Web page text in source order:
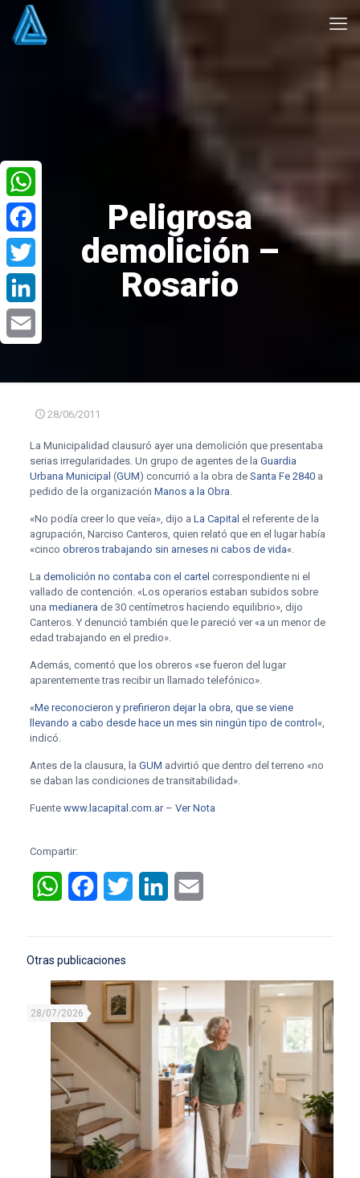
Peligrosa
demolición –
Rosario
28/06/2011
La Municipalidad clausuró ayer una demolición que presentaba
serias irregularidades. Un grupo de agentes de la Guardia
Urbana Municipal (GUM) concurrió a la obra de Santa Fe 2840a
pedido de la organización Manos a la Obra.
«No podía creer lo que veía», dijo a La Capital el referente de la
agrupación, Narciso Canteros, quien relató que en el lugar había
«cinco obreros trabajando sin arneses ni cabos de vida«.
La demolición no contaba con el cartel correspondiente ni el
vallado de contención. «Los operarios estaban subidos sobre
una medianera de 30 centímetros haciendo equilibrio», dijo
Canteros. Y denunció también que le pareció ver «a un menor de
edad trabajando en el predio».
Además, comentó que los obreros «se fueron del lugar
aparentemente tras recibir un llamado telefónico».
«Me reconocieron y prefirieron dejar la obra, que se viene
llevando a cabo desde hace un mes sin ningún tipo de control «,
indicó.
Antes de la clausura, la GUM advirtió que dentro del terreno «no
se daban las condiciones de transitabilidad».
Fuente www.lacapital.com.ar– Ver Nota
Compartir:
WhatsAppFacebookTwitter LinkedIn
Otras publicaciones
28/07/2026
WhatsApp
Facebook
Twitter
LinkedIn